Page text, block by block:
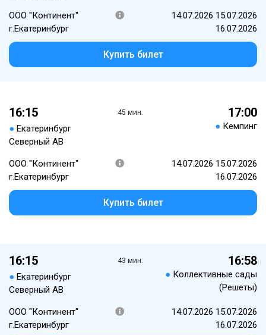
ООО "Континент"
г.Екатеринбург
14.07.2026 15.07.2026
16.07.2026
Купить билет
16:15
● Екатеринбург
Северный АВ
45 мин. 17:00
● Кемпинг
ООО "Континент"
г.Екатеринбург
14.07.2026 15.07.2026
16.07.2026
Купить билет
16:15
● Екатеринбург
Северный АВ
43 мин. 16:58
● Коллективные сады
(Решеты)
ООО "Континент"
г.Екатеринбург
14.07.2026 15.07.2026
16.07.2026